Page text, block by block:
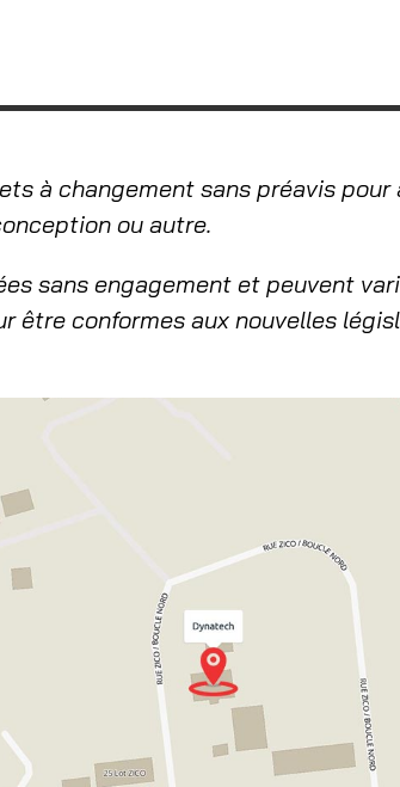
à changement sans préavis
ou autre.
sans engagement et peuvent
conformes aux nouvelles